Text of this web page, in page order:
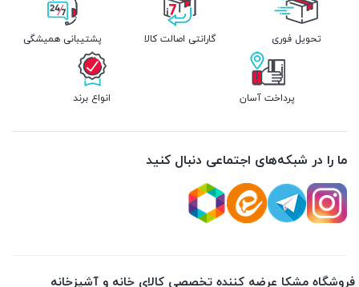
تحویل فوری گارانتی اصالت کالا پشتیبانی همیشگی
پرداخت آسان انواع برند
ما را در شبکه‌های اجتماعی دنبال کنید
فروشگاه مشکا عرضه کننده تخصصی کالای خانه و آشپزخانه